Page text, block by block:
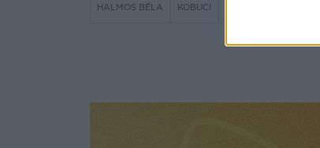
HALMOS BÉLA KOBUCI